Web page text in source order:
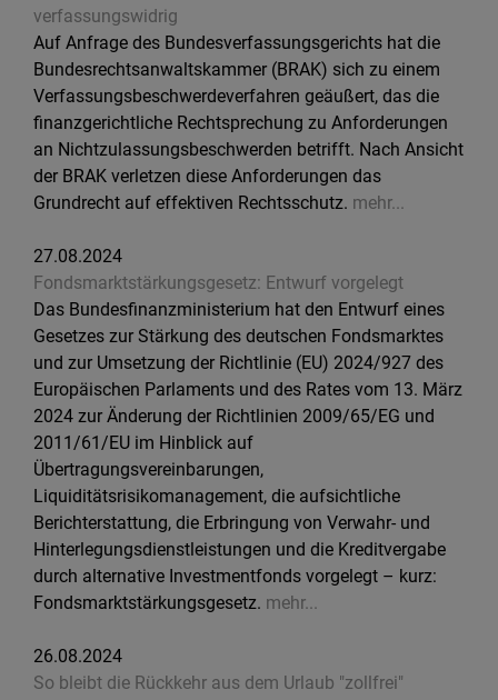
verfassungswidrig
Auf Anfrage des Bundesverfassungsgerichts hat die
Bundesrechtsanwaltskammer (BRAK) sich zu einem
Verfassungsbeschwerdeverfahren geäußert, das die
finanzgerichtliche Rechtsprechung zu Anforderungen
an Nichtzulassungsbeschwerden betrifft. Nach Ansicht
der BRAK verletzen diese Anforderungen das
Grundrecht auf effektiven Rechtsschutz. mehr...
27.08.2024
Fondsmarktstärkungsgesetz: Entwurf vorgelegt
Das Bundesfinanzministerium hat den Entwurf eines
Gesetzes zur Stärkung des deutschen Fondsmarktes
und zur Umsetzung der Richtlinie (EU) 2024/927 des
Europäischen Parlaments und des Rates vom 13. März
2024 zur Änderung der Richtlinien 2009/65/EG und
2011/61/EU im Hinblick auf
Übertragungsvereinbarungen,
Liquiditätsrisikomanagement, die aufsichtliche
Berichterstattung, die Erbringung von Verwahr- und
Hinterlegungsdienstleistungen und die Kreditvergabe
durch alternative Investmentfonds vorgelegt – kurz:
Fondsmarktstärkungsgesetz. mehr...
26.08.2024
So bleibt die Rückkehr aus dem Urlaub "zollfrei"